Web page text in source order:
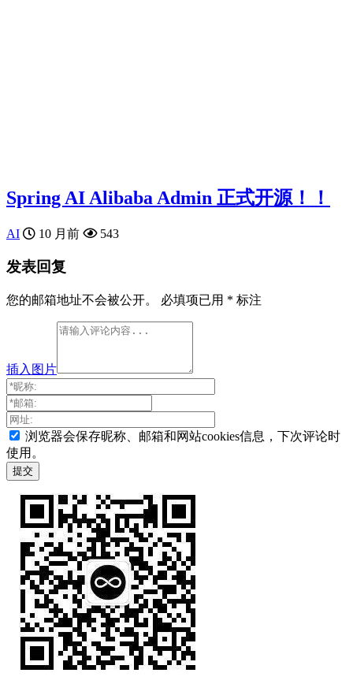
Spring AI Alibaba Admin 正式开源！！
AI 10 月前 543
发表回复
您的邮箱地址不会被公开。 必填项已用 * 标注
插入图片
浏览器会保存昵称、邮箱和网站cookies信息，下次评论时
使用。